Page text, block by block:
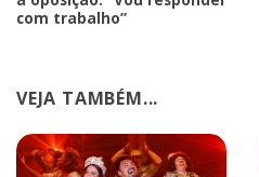
com trabalho”
VEJA TAMBÉM...